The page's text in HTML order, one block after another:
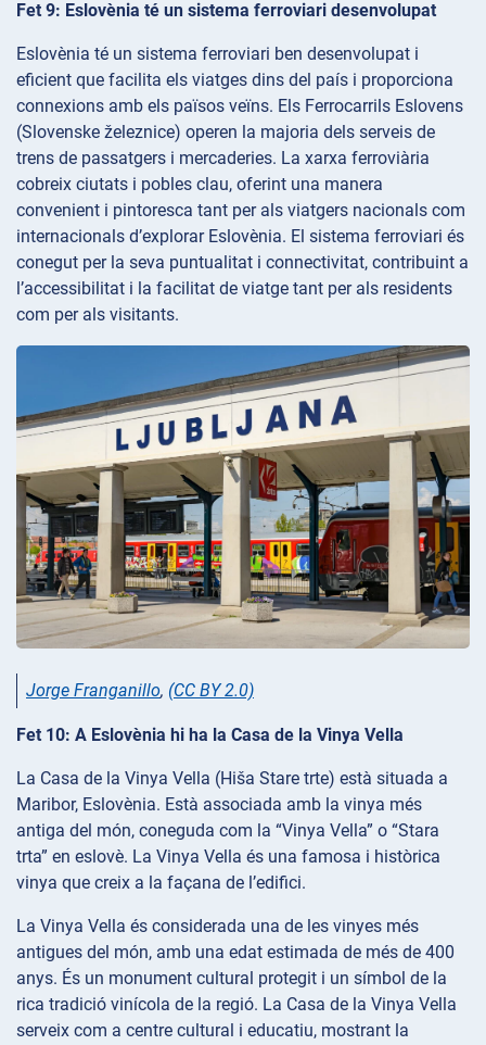
Fet 9: Eslovènia té un sistema ferroviari desenvolupat
Eslovènia té un sistema ferroviari ben desenvolupat i
eficient que facilita els viatges dins del país i proporciona
connexions amb els països veïns. Els Ferrocarrils Eslovens
(Slovenske železnice) operen la majoria dels serveis de
trens de passatgers i mercaderies. La xarxa ferroviària
cobreix ciutats i pobles clau, oferint una manera
convenient i pintoresca tant per als viatgers nacionals com
internacionals d’explorar Eslovènia. El sistema ferroviari és
conegut per la seva puntualitat i connectivitat, contribuint a
l’accessibilitat i la facilitat de viatge tant per als residents
com per als visitants.
Jorge Franganillo, (CC BY 2.0)
Fet 10: A Eslovènia hi ha la Casa de la Vinya Vella
La Casa de la Vinya Vella (Hiša Stare trte) està situada a
Maribor, Eslovènia. Està associada amb la vinya més
antiga del món, coneguda com la “Vinya Vella” o “Stara
trta” en eslovè. La Vinya Vella és una famosa i històrica
vinya que creix a la façana de l’edifici.
La Vinya Vella és considerada una de les vinyes més
antigues del món, amb una edat estimada de més de 400
anys. És un monument cultural protegit i un símbol de la
rica tradició vinícola de la regió. La Casa de la Vinya Vella
serveix com a centre cultural i educatiu, mostrant la